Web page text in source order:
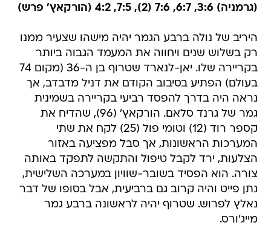
(גרמניה) 3:6, 6:7, 7:6 (2), 7:5, 4:2 (הורקאץ' פרש)
היריב של נולה ברבע הגמר יהיה מישהו שצעיר ממנו
רק בשלוש שנים ויחווה את המעמד הגבוה ביותר
בקריירה שלו. יאן-לנארד שטרוף בן ה-36 (מקום 74
בעולם) הפתיע בסיבוב הקודם את דניל מדבדב, אך
נראה היה בדרך להפסד רביעי בקריירה בשמינית
גמר של גרנד סלאם. הורקאץ' (96), שהדיח את
קספר רוד (12) וטומי פול (25) לקח את שתי
המערכות הראשונות, אך סבל מפציעה באזור
הצלעות, ירד לקבל טיפול והתקשה לתפקד באותה
צורה. הוא הפסיד בשובר-שוויון במערכה השלישית,
נתן פייט והיה קרוב גם ברביעית, אבל בסופו של דבר
נאלץ לפרוש. שטרוף יהיה לראשונה ברבע גמר
מייג'ורס.